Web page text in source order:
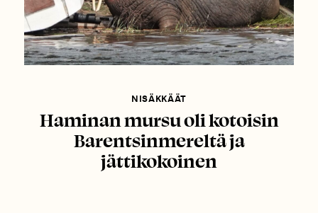
NISÄKKÄÄT
Haminan mursu oli kotoisin
Barentsinmereltä ja
jättikokoinen